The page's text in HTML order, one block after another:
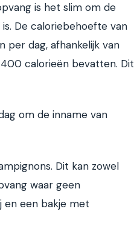
is het slim om de
De caloriebehoefte van
dag, afhankelijk van
calorieën bevatten. Dit
om de inname van
Dit kan zowel
waar geen
en een bakje met